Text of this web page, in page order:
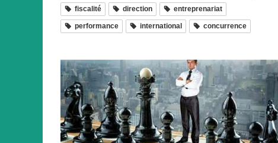
fiscalité direction entreprenariat
performance international concurrence